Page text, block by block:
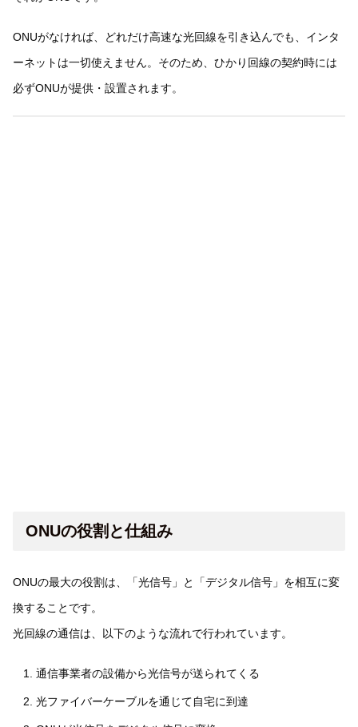
ONUがなければ、どれだけ高速な光回線を引き込んでも、インタ
ーネットは一切使えません。そのため、ひかり回線の契約時には
必ずONUが提供・設置されます。
ONUの役割と仕組み
ONUの最大の役割は、「光信号」と「デジタル信号」を相互に変
換することです。
光回線の通信は、以下のような流れで行われています。
通信事業者の設備から光信号が送られてくる
光ファイバーケーブルを通じて自宅に到達